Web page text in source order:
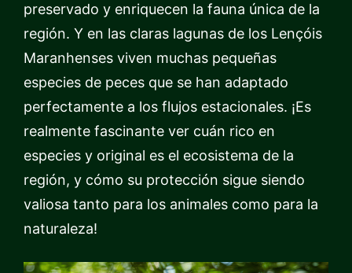
preservado y enriquecen la fauna única de la
región. Y en las claras lagunas de los Lençóis
Maranhenses viven muchas pequeñas
especies de peces que se han adaptado
perfectamente a los flujos estacionales. ¡Es
realmente fascinante ver cuán rico en
especies y original es el ecosistema de la
región, y cómo su protección sigue siendo
valiosa tanto para los animales como para la
naturaleza!